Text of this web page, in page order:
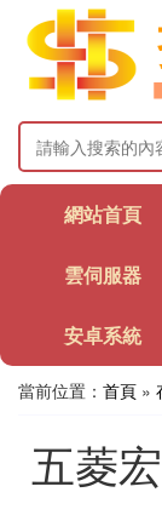
網站首頁
雲伺服器
安卓系統
當前位置： 首頁 »
五菱